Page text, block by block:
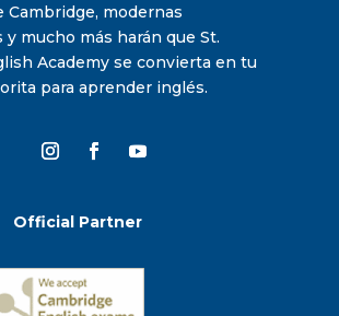
Cambridge, modernas
mucho más harán que St.
Academy se convierta en tu
para aprender inglés.
Official Partner